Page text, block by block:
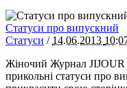
Статуси про випускний
Статуси / 14.06.2013
Жіночий Журнал JIJOUR
прикольні статуси про